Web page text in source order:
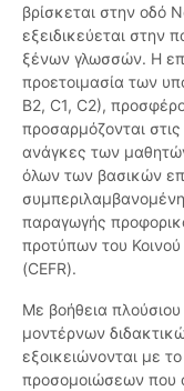
βρίσκεται στην οδό
εξειδικεύεται στην
ξένων γλωσσών. Η
προετοιμασία των
B2, C1, C2),
προσαρμόζονται
ανάγκες των
όλων των βασικών
παραγωγής
προτύπων του
(CEFR).
Με βοήθεια πλούσιου
μοντέρνων
εξοικειώνονται με
προσομοιώσεων που